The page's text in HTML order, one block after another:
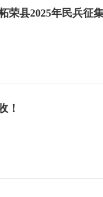
荣县2025年民兵征
！